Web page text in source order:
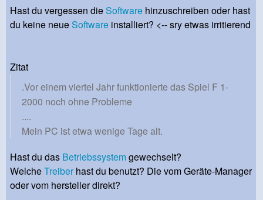
Hast du vergessen dieSoftware hinzuschreiben oder hast
du keine neueSoftware installiert? <-- sry etwas irritierend
Zitat
.Vor einem viertel Jahr funktionierte das Spiel F 1-
2000 noch ohne Probleme
....
Mein PC ist etwa wenige Tage alt.
Hast du das Betriebssystemgewechselt?
WelcheTreiber hast du benutzt? Die vom Geräte-Manager
oder vom hersteller direkt?